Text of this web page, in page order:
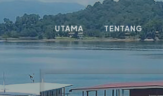
UTAMA TENTANG